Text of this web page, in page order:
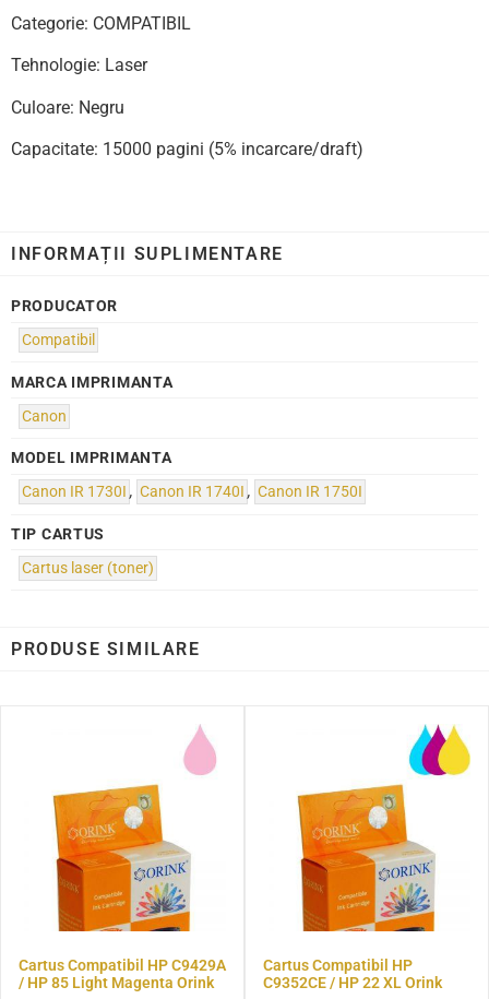
Categorie: COMPATIBIL
Tehnologie: Laser
Culoare: Negru
Capacitate: 15000 pagini (5% incarcare/draft)
INFORMAȚII SUPLIMENTARE
PRODUCATOR
Compatibil
MARCA IMPRIMANTA
Canon
MODEL IMPRIMANTA
Canon IR 1730I , Canon IR 1740I , Canon IR 1750I
TIP CARTUS
Cartus laser (toner)
PRODUSE SIMILARE
Cartus Compatibil HP C9429A
/ HP 85 Light Magenta Orink
Cartus Compatibil HP
C9352CE / HP 22 XL Orink